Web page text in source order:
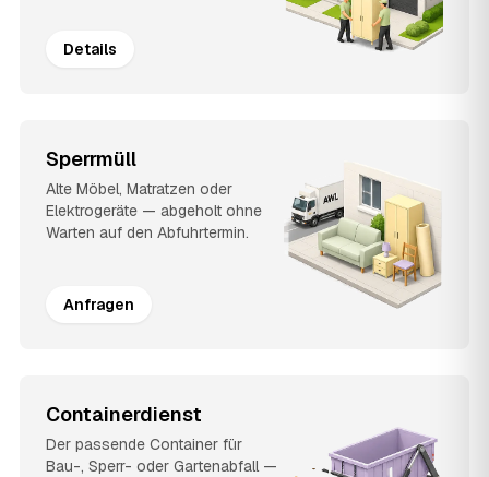
Details
Sperrmüll
Alte Möbel, Matratzen oder
Elektrogeräte — abgeholt ohne
Warten auf den Abfuhrtermin.
Anfragen
Containerdienst
Der passende Container für
Bau-, Sperr- oder Gartenabfall —